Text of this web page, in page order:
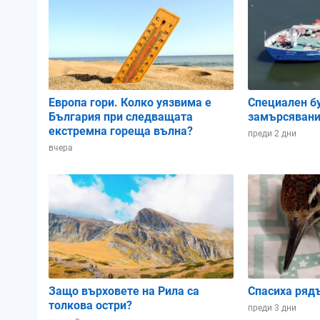
Влажност:
Облачност:
1014.68 hPa
88%
35%
1014.08 hPa
72%
1012.14
66%
02:00 05:00 08:00
Европа гори. Колко уязвима е
България при следващата
екстремна гореща вълна?
вчера
Специален
преди 2 дни
Защо върховете на Рила са
толкова остри?
Спасиха
преди 3 дни